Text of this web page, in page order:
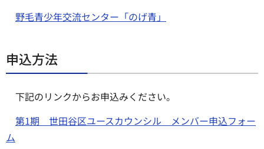
野毛青少年交流センター「のげ青」
申込方法
下記のリンクからお申込みください。
第1期 世田谷区ユースカウンシル メンバー申込フォー
ム